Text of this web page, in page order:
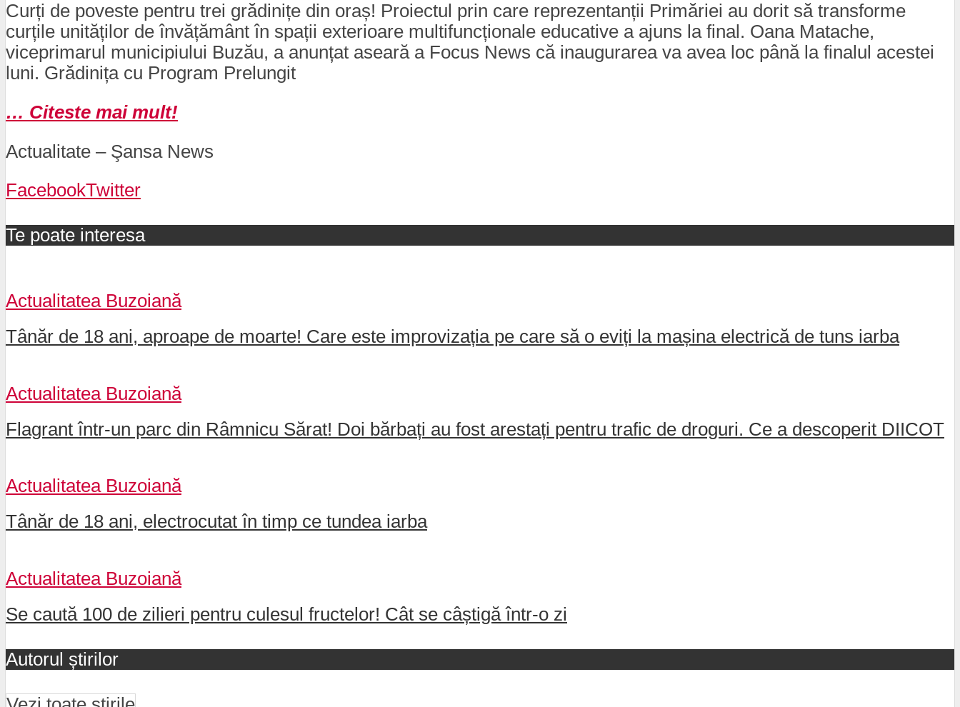
Curți de poveste pentru trei grădinițe din oraș! Proiectul prin care reprezentanții Primăriei au dorit să transforme
curțile unităților de învățământ în spații exterioare multifuncționale educative a ajuns la final. Oana Matache,
viceprimarul municipiului Buzău, a anunțat aseară a Focus News că inaugurarea va avea loc până la finalul acestei
luni. Grădinița cu Program Prelungit
… Citeste mai mult!
Actualitate – Şansa News
FacebookTwitter
Te poate interesa
Actualitatea Buzoiană
Tânăr de 18 ani, aproape de moarte! Care este improvizația pe care să o eviți la mașina electrică de tuns iarba
Actualitatea Buzoiană
Flagrant într-un parc din Râmnicu Sărat! Doi bărbați au fost arestați pentru trafic de droguri. Ce a descoperit DIICOT
Actualitatea Buzoiană
Tânăr de 18 ani, electrocutat în timp ce tundea iarba
Actualitatea Buzoiană
Se caută 100 de zilieri pentru culesul fructelor! Cât se câștigă într-o zi
Autorul știrilor